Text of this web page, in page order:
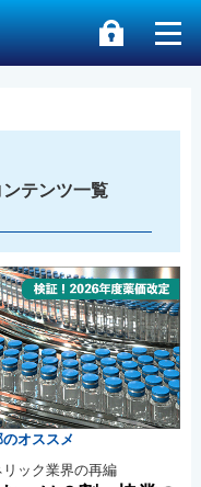
テンツ一覧
オススメ
リック業界の再編